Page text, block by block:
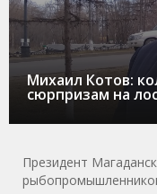
Михаил Котов:
сюрпризам на
Президент